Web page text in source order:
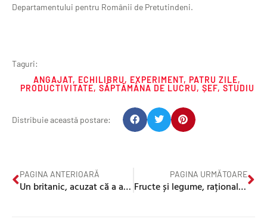
Departamentului pentru Românii de Pretutindeni.
Taguri:
ANGAJAT, ECHILIBRU, EXPERIMENT, PATRU ZILE,
PRODUCTIVITATE, SĂPTĂMÂNA DE LUCRU, ȘEF, STUDIU
Distribuie această postare:
PAGINA ANTERIOARĂ
Un britanic, acuzat că a abuzat sexual un pescăruș
PAGINA URMĂTOARE
Fructe și legume, raționalizate temporar în UK